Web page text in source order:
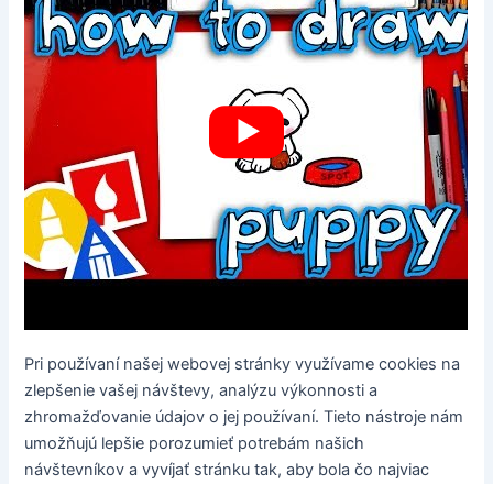
Pri používaní našej webovej stránky využívame cookies na
zlepšenie vašej návštevy, analýzu výkonnosti a
zhromažďovanie údajov o jej používaní. Tieto nástroje nám
umožňujú lepšie porozumieť potrebám našich
návštevníkov a vyvíjať stránku tak, aby bola čo najviac